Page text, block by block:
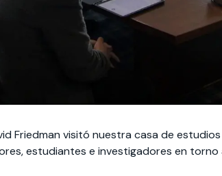
Friedman visitó nuestra casa de
estudiantes e investigadores en